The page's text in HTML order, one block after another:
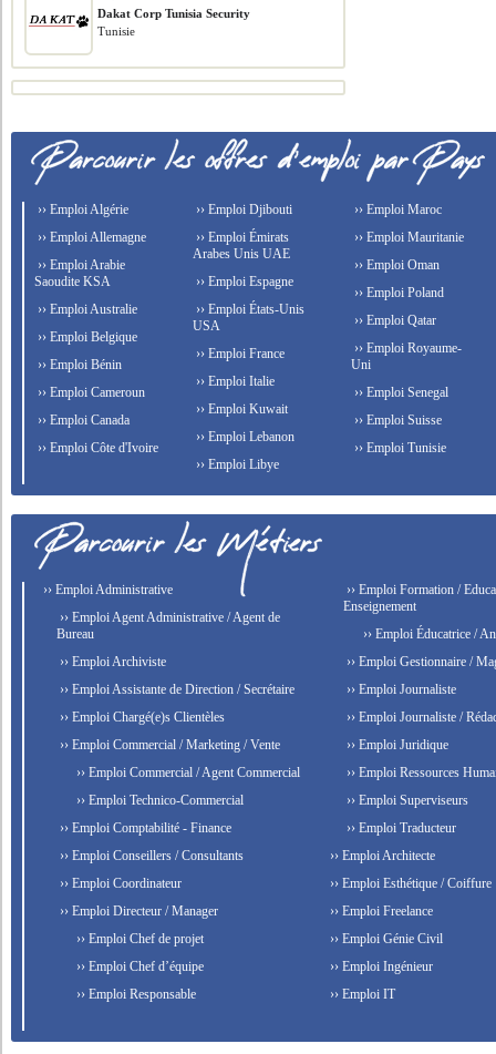
Dakat Corp Tunisia Security
Tunisie
›› Emploi Algérie
›› Emploi Allemagne
›› Emploi Arabie
Saoudite KSA
›› Emploi Australie
›› Emploi Belgique
›› Emploi Bénin
›› Emploi Cameroun
›› Emploi Canada
›› Emploi Côte d'Ivoire
›› Emploi Djibouti
›› Emploi Émirats
Arabes Unis UAE
›› Emploi Espagne
›› Emploi États-Unis
USA
›› Emploi France
›› Emploi Italie
›› Emploi Kuwait
›› Emploi Lebanon
›› Emploi Libye
›› Emploi Maroc
›› Emploi Mauritanie
›› Emploi Oman
›› Emploi Poland
›› Emploi Qatar
›› Emploi Royaume-
Uni
›› Emploi Senegal
›› Emploi Suisse
›› Emploi Tunisie
›› Emploi Administrative
›› Emploi Agent Administrative / Agent de
Bureau
›› Emploi Archiviste
›› Emploi Assistante de Direction / Secrétaire
›› Emploi Chargé(e)s Clientèles
›› Emploi Commercial / Marketing / Vente
›› Emploi Commercial / Agent Commercial
›› Emploi Technico-Commercial
›› Emploi Comptabilité - Finance
›› Emploi Conseillers / Consultants
›› Emploi Coordinateur
›› Emploi Directeur / Manager
›› Emploi Chef de projet
›› Emploi Chef d’équipe
›› Emploi Responsable
›› Emploi Formation /
Enseignement
›› Emploi Éducatrice /
›› Emploi Gestionnaire /
›› Emploi Journaliste
›› Emploi Journaliste /
›› Emploi Juridique
›› Emploi Ressources
›› Emploi Superviseurs
›› Emploi Traducteur
›› Emploi Architecte
›› Emploi Esthétique / Coiffure
›› Emploi Freelance
›› Emploi Génie Civil
›› Emploi Ingénieur
›› Emploi IT